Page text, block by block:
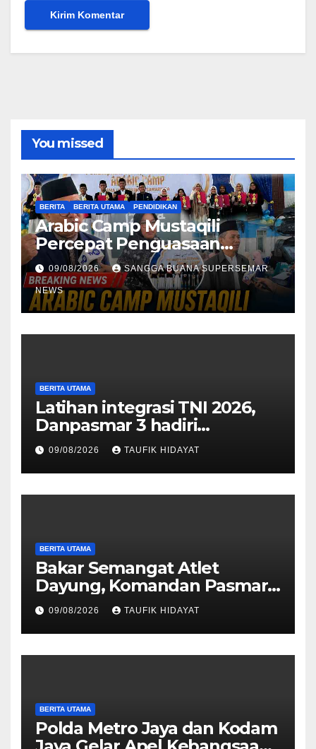
You missed
BERITA BERITA UTAMA PENDIDIKAN
Arabic Camp Mustaqili
Percepat Penguasaan
Bahasa Arab di SMA
09/08/2026 SANGGA BUANA SUPERSEMAR
NEWS
BERITA UTAMA
Latihan integrasi TNI 2026,
Danpasmar 3 hadiri
rangkaian Kehormatan Korps
Marinir di Dabo Singkep
09/08/2026 TAUFIK HIDAYAT
BERITA UTAMA
Bakar Semangat Atlet
Dayung, Komandan Pasmar
3 Berikan Motivasi dan
Apresiasi
09/08/2026 TAUFIK HIDAYAT
BERITA UTAMA
Polda Metro Jaya dan Kodam